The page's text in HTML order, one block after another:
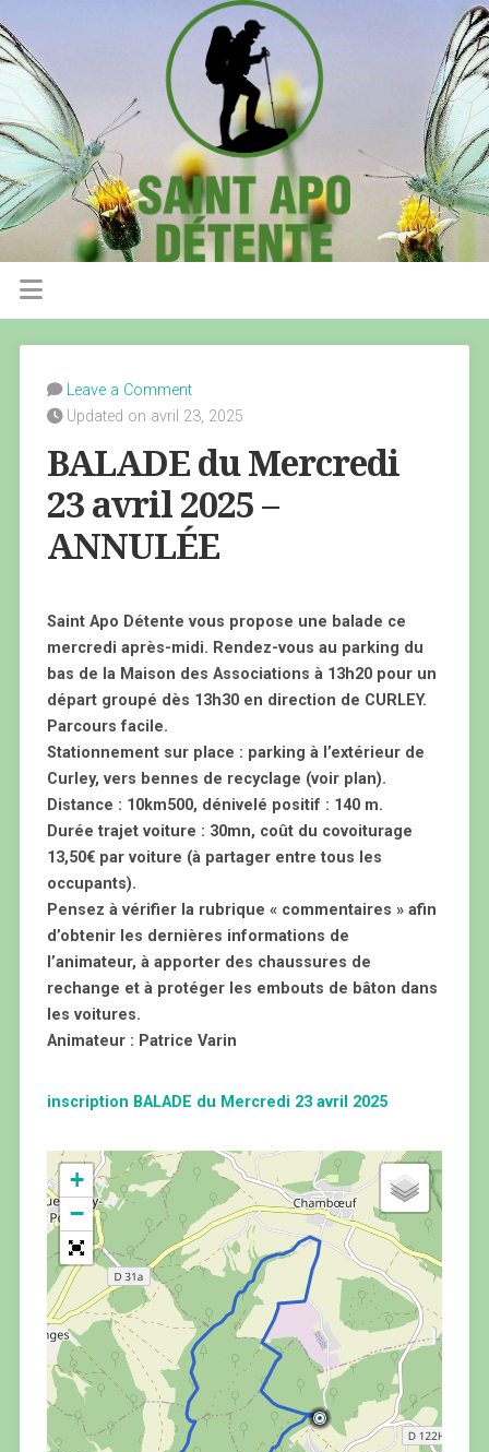
Leave a Comment
Updated on avril 23, 2025
BALADE du Mercredi
23 avril 2025 –
ANNULÉE
Saint Apo Détente vous propose une balade ce
mercredi après-midi. Rendez-vous au parking du
bas de la Maison des Associations à 13h20 pour un
départ groupé dès 13h30 en direction de CURLEY.
Parcours facile.
Stationnement sur place : parking à l’extérieur de
Curley, vers bennes de recyclage (voir plan).
Distance : 10km500, dénivelé positif : 140 m.
Durée trajet voiture : 30mn, coût du covoiturage
13,50€ par voiture (à partager entre tous les
occupants).
Pensez à vérifier la rubrique « commentaires » afin
d’obtenir les dernières informations de
l’animateur, à apporter des chaussures de
rechange et à protéger les embouts de bâton dans
les voitures.
Animateur : Patrice Varin
inscription BALADE du Mercredi 23 avril 2025
+
−